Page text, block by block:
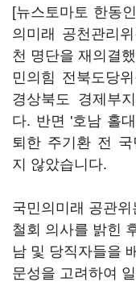
[뉴스토마토 한동
의미래 공천관리
천 명단을 재의결
민의힘 전북도당
경상북도 경제부
다. 반면 '호남 홀
퇴한 주기환 전 국
지 않았습니다.
국민의미래 공관
철회 의사를 밝힌
남 및 당직자들을
문성을 고려하여